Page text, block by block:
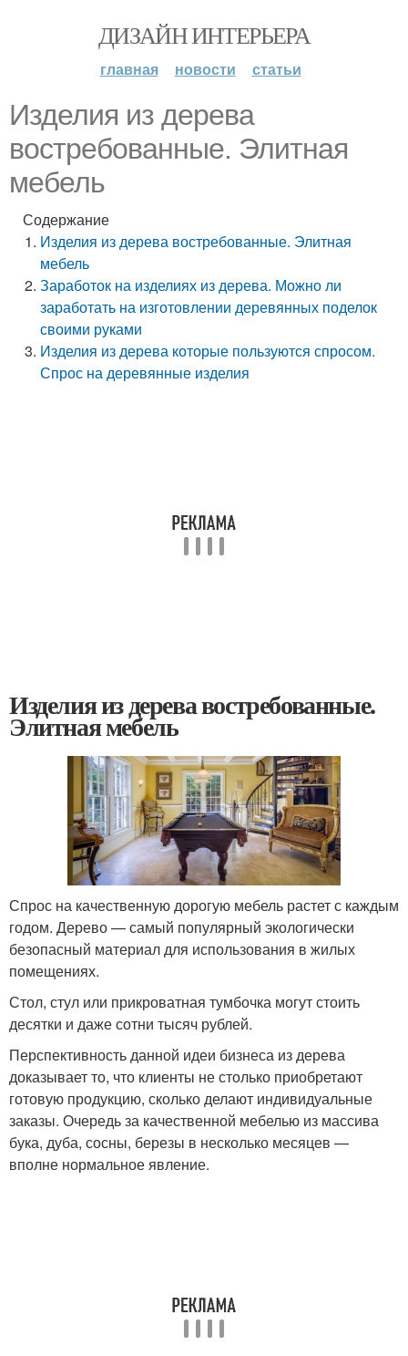
ДИЗАЙН ИНТЕРЬЕРА
главная новости статьи
Изделия из дерева
востребованные. Элитная
мебель
Содержание
Изделия из дерева востребованные. Элитная
мебель
Заработок на изделиях из дерева. Можно ли
заработать на изготовлении деревянных поделок
своими руками
Изделия из дерева которые пользуются спросом.
Спрос на деревянные изделия
Изделия из дерева востребованные.
Элитная мебель
Спрос на качественную дорогую мебель растет с каждым
годом. Дерево — самый популярный экологически
безопасный материал для использования в жилых
помещениях.
Стол, стул или прикроватная тумбочка могут стоить
десятки и даже сотни тысяч рублей.
Перспективность данной идеи бизнеса из дерева
доказывает то, что клиенты не столько приобретают
готовую продукцию, сколько делают индивидуальные
заказы. Очередь за качественной мебелью из массива
бука, дуба, сосны, березы в несколько месяцев —
вполне нормальное явление.